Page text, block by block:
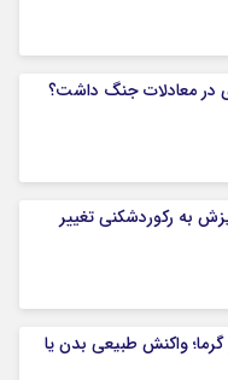
چه تاثیری در معادلات جنگ داشت؟
به رکوردشکنی تغییر
واکنش طبیعی بدن یا